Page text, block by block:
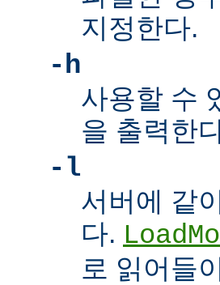
지정한다.
-h
사용할 수
을 출력한
-l
서버에 같
다.
로 읽어들